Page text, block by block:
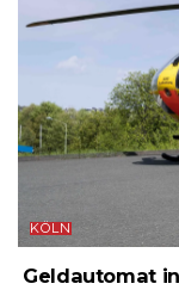
KÖLN
Geldautomat